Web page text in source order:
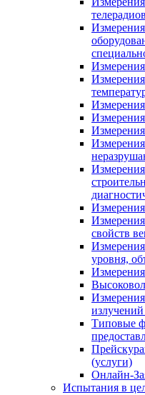
свойств
уровня,
Типовые
(услуги)
Онлайн-
Испытания в